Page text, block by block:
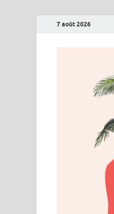
7 août 2026